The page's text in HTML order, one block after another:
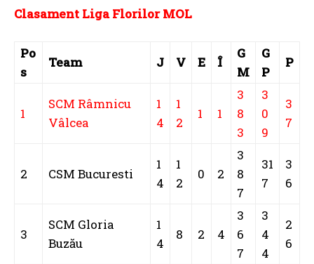
Clasament Liga Florilor MOL
Po
s
Team J V E Î
G
M
G
P
P
1
SCM Râmnicu
Vâlcea
1
4
1
2
1 1
3
8
3
3
0
9
3
7
2 CSM Bucuresti
1
4
1
2
0 2
3
8
7
31
7
3
6
3
SCM Gloria
Buzău
1
4
8 2 4
3
6
7
3
4
4
2
6